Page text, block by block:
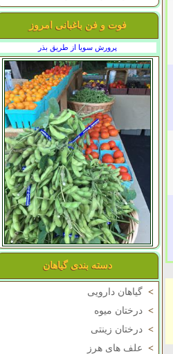
فوت و فن باغبانی امروز
پرورش سویا از طریق بذر
دسته بندی گیاهان
> گیاهان دارویی
> درختان میوه
> درختان زینتی
> علف های هرز